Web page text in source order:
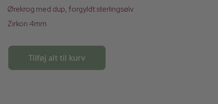
Ørekrog med dup, forgyldt sterlingsølv
Zirkon 4mm